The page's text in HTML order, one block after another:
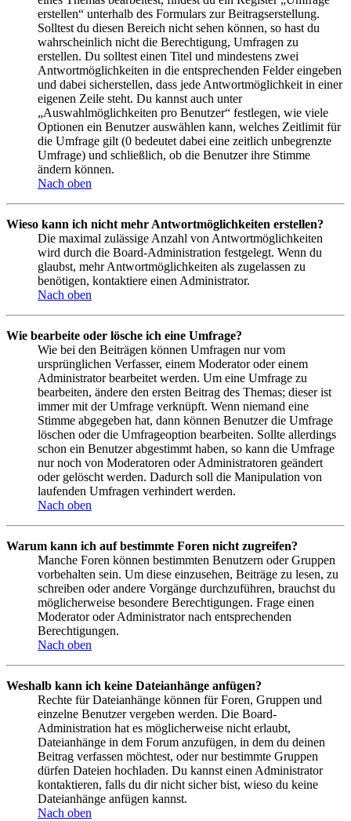
erstellen“ unterhalb des Formulars zur Beitragserstellung.
Solltest du diesen Bereich nicht sehen können, so hast du
wahrscheinlich nicht die Berechtigung, Umfragen zu
erstellen. Du solltest einen Titel und mindestens zwei
Antwortmöglichkeiten in die entsprechenden Felder eingeben
und dabei sicherstellen, dass jede Antwortmöglichkeit in einer
eigenen Zeile steht. Du kannst auch unter
„Auswahlmöglichkeiten pro Benutzer“ festlegen, wie viele
Optionen ein Benutzer auswählen kann, welches Zeitlimit für
die Umfrage gilt (0 bedeutet dabei eine zeitlich unbegrenzte
Umfrage) und schließlich, ob die Benutzer ihre Stimme
ändern können.
Nach oben
Wieso kann ich nicht mehr Antwortmöglichkeiten erstellen?
Die maximal zulässige Anzahl von Antwortmöglichkeiten
wird durch die Board-Administration festgelegt. Wenn du
glaubst, mehr Antwortmöglichkeiten als zugelassen zu
benötigen, kontaktiere einen Administrator.
Nach oben
Wie bearbeite oder lösche ich eine Umfrage?
Wie bei den Beiträgen können Umfragen nur vom
ursprünglichen Verfasser, einem Moderator oder einem
Administrator bearbeitet werden. Um eine Umfrage zu
bearbeiten, ändere den ersten Beitrag des Themas; dieser ist
immer mit der Umfrage verknüpft. Wenn niemand eine
Stimme abgegeben hat, dann können Benutzer die Umfrage
löschen oder die Umfrageoption bearbeiten. Sollte allerdings
schon ein Benutzer abgestimmt haben, so kann die Umfrage
nur noch von Moderatoren oder Administratoren geändert
oder gelöscht werden. Dadurch soll die Manipulation von
laufenden Umfragen verhindert werden.
Nach oben
Warum kann ich auf bestimmte Foren nicht zugreifen?
Manche Foren können bestimmten Benutzern oder Gruppen
vorbehalten sein. Um diese einzusehen, Beiträge zu lesen, zu
schreiben oder andere Vorgänge durchzuführen, brauchst du
möglicherweise besondere Berechtigungen. Frage einen
Moderator oder Administrator nach entsprechenden
Berechtigungen.
Nach oben
Weshalb kann ich keine Dateianhänge anfügen?
Rechte für Dateianhänge können für Foren, Gruppen und
einzelne Benutzer vergeben werden. Die Board-
Administration hat es möglicherweise nicht erlaubt,
Dateianhänge in dem Forum anzufügen, in dem du deinen
Beitrag verfassen möchtest, oder nur bestimmte Gruppen
dürfen Dateien hochladen. Du kannst einen Administrator
kontaktieren, falls du dir nicht sicher bist, wieso du keine
Dateianhänge anfügen kannst.
Nach oben